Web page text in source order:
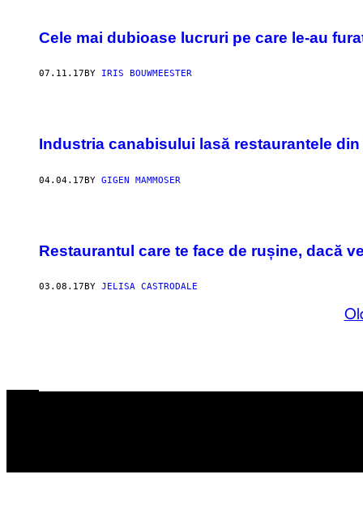
Cele mai dubioase lucruri pe care le-au
07.11.17 BY IRIS BOUWMEESTER
Industria canabisului lasă restaurantele
04.04.17BY GIGEN MAMMOSER
Restaurantul care te face de rușine, dacă
03.08.17 BY JELISA CASTRODALE